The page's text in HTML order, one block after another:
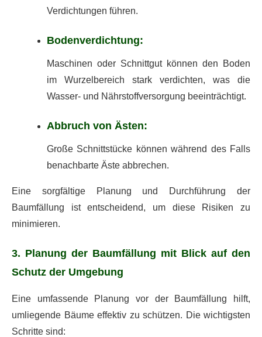
Verdichtungen führen.
Bodenverdichtung:
Maschinen oder Schnittgut können den Boden
im Wurzelbereich stark verdichten, was die
Wasser- und Nährstoffversorgung beeinträchtigt.
Abbruch von Ästen:
Große Schnittstücke können während des Falls
benachbarte Äste abbrechen.
Eine sorgfältige Planung und Durchführung der
Baumfällung ist entscheidend, um diese Risiken zu
minimieren.
3. Planung der Baumfällung mit Blick auf den
Schutz der Umgebung
Eine umfassende Planung vor der Baumfällung hilft,
umliegende Bäume effektiv zu schützen. Die wichtigsten
Schritte sind: